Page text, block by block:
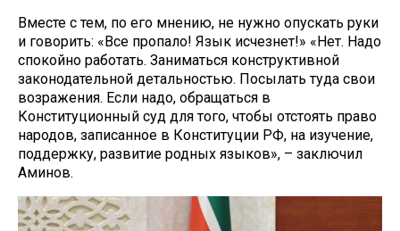
Вместе с тем, по его мнению, не нужно опускать руки
и говорить: «Все пропало! Язык исчезнет!» «Нет. Надо
спокойно работать. Заниматься конструктивной
законодательной детальностью. Посылать туда свои
возражения. Если надо, обращаться в
Конституционный суд для того, чтобы отстоять право
народов, записанное в Конституции РФ, на изучение,
поддержку, развитие родных языков», – заключил
Аминов.